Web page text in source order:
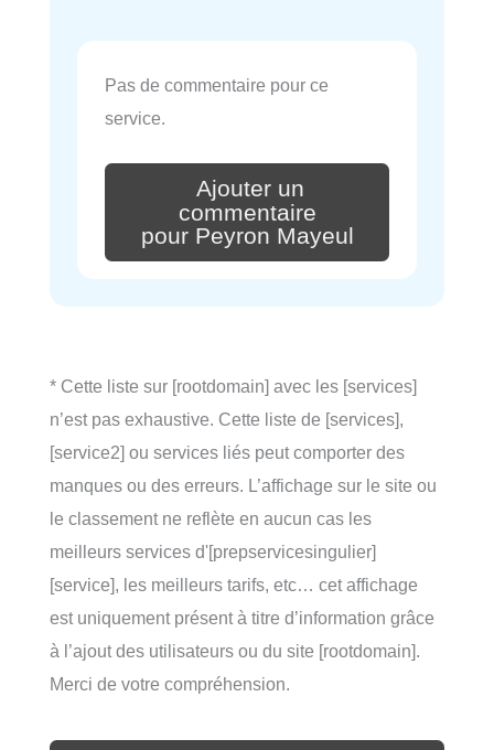
Pas de commentaire pour ce
service.
Ajouter un
commentaire
pour Peyron Mayeul
* Cette liste sur [rootdomain] avec les [services]
n’est pas exhaustive. Cette liste de [services],
[service2] ou services liés peut comporter des
manques ou des erreurs. L’affichage sur le site ou
le classement ne reflète en aucun cas les
meilleurs services d'[prepservicesingulier]
[service], les meilleurs tarifs, etc… cet affichage
est uniquement présent à titre d’information grâce
à l’ajout des utilisateurs ou du site [rootdomain].
Merci de votre compréhension.